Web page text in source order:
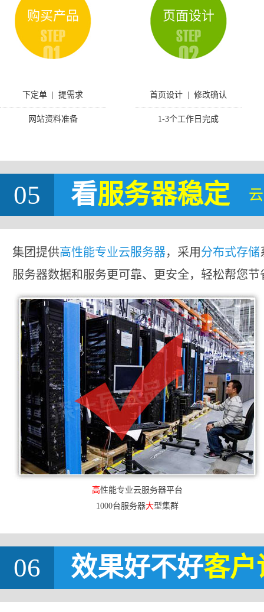
购买产品
下定单 | 提需求
网站资料准备
页面设计
首页设计 | 修改确认
1-3个工作日完成
05 看服务器稳定
集团提供高性能专业云服务器，采用分布式存储
服务器数据和服务更可靠、更安全，轻松帮您节
高性能专业云服务器平台
1000台服务器大型集群
06 效果好不好客户